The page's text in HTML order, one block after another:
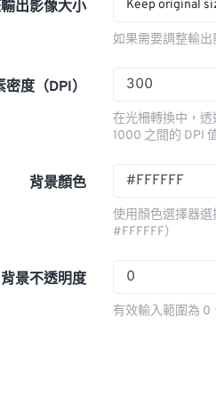
出影像大小 Keep original
如果需要調整輸出
密度（DPI）
在光柵轉換中，
1000 之間的 DPI
背景顏色
使用顏色選擇器選
#FFFFFF）
背景不透明度
有效輸入範圍為 0